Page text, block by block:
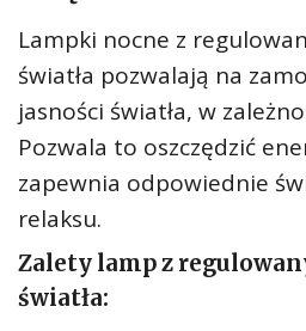
Lampki nocne z
światła pozwalają na
jasności światła, w
Pozwala to oszczędzić
zapewnia odpowiednie
relaksu.
Zalety lamp z
światła: